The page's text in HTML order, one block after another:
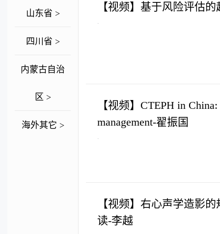
山东省 >
四川省 >
内蒙古自治
区 >
海外其它 >
【视频】基于风险评估
.
【视频】CTEPH in
management-翟振国
.
【视频】右心声学造影
读-李越